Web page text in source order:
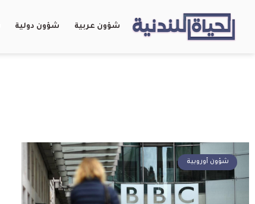
شؤون عربية شؤون دولية
شؤون أوروبية